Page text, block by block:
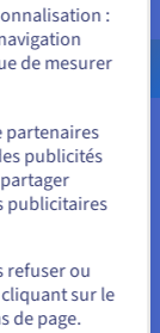
de
de
tâches de
des
de
- $
:
de mesurer
partenaires
publicités
publicitaires
refuser ou
sur le
de page.